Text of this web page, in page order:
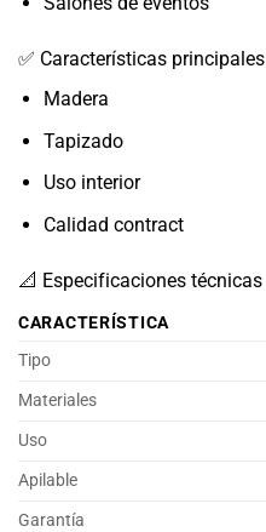
✅ Características principales
Madera
Tapizado
Uso interior
Calidad contract
📐 Especificaciones técnicas
CARACTERÍSTICA
Tipo
Materiales
Uso
Apilable
Garantía